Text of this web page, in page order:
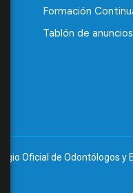
Formación
Tablón de anuncios
Oficial de Odontólogos